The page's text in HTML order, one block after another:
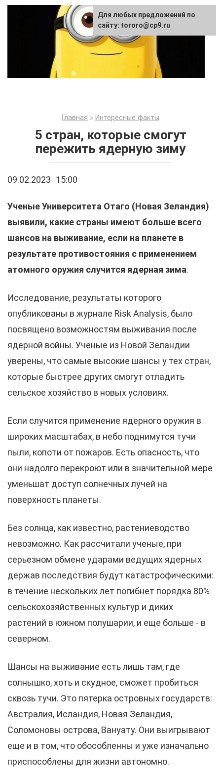
Перейти
Главная » Интересные факты
5 стран, которые смогут
пережить ядерную зиму
09.02.2023 15:00
Ученые Университета Отаго (Новая Зеландия)
выявили, какие страны имеют больше всего
шансов на выживание, если на планете в
результате противостояния с применением
атомного оружия случится ядерная зима.
Исследование, результаты которого
опубликованы в журнале Risk Analysis, было
посвящено возможностям выживания после
ядерной войны. Ученые из Новой Зеландии
уверены, что самые высокие шансы у тех стран,
которые быстрее других смогут отладить
сельское хозяйство в новых условиях.
Если случится применение ядерного оружия в
широких масштабах, в небо поднимутся тучи
пыли, копоти от пожаров. Есть опасность, что
они надолго перекроют или в значительной мере
уменьшат доступ солнечных лучей на
поверхность планеты.
Без солнца, как известно, растениеводство
невозможно. Как рассчитали ученые, при
серьезном обмене ударами ведущих ядерных
держав последствия будут катастрофическими:
в течение нескольких лет погибнет порядка 80%
сельскохозяйственных культур и диких
растений в южном полушарии, и еще больше - в
северном.
Шансы на выживание есть лишь там, где
солнышко, хоть и скудное, сможет пробиться
сквозь тучи. Это пятерка островных государств:
Австралия, Исландия, Новая Зеландия,
Соломоновы острова, Вануату. Они выигрывают
еще и в том, что обособленны и уже изначально
приспособлены для жизни автономно.
Для любых предложений по
сайту: tororo@cp9.ru